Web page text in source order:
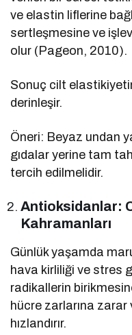
ve elastin liflerine
sertleşmesine ve
olur (Pageon, 2010).
Sonuç cilt
derinleşir.
Öneri: Beyaz undan
gıdalar yerine tam
tercih edilmelidir.
Antioksidanlar:
Kahramanları
Günlük yaşamda
hava kirliliği ve stres
radikallerin
hücre zarlarına zarar
hızlandırır.